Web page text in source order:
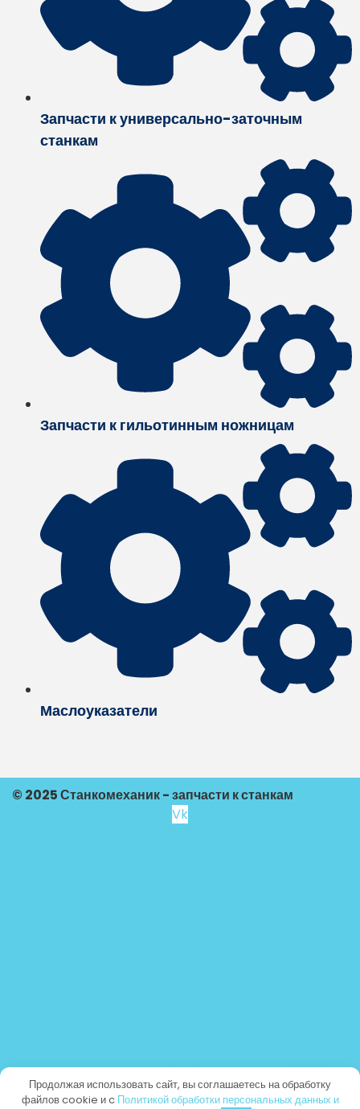
Запчасти к универсально-заточным
станкам
Запчасти к гильотинным ножницам
Маслоуказатели
© 2025 Станкомеханик - запчасти к станкам
Vk
Продолжая использовать сайт, вы соглашаетесь на обработку
файлов cookie и c Политикой обработки персональных данных и